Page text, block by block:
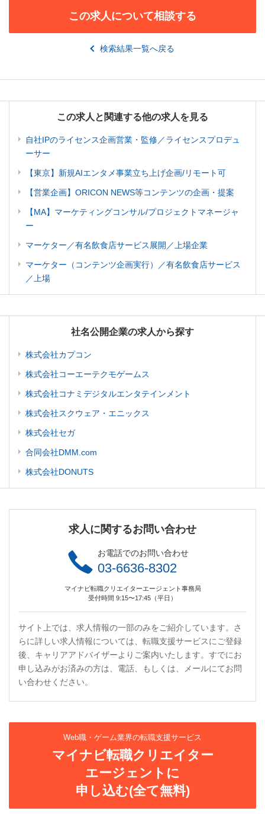
この求人について相談する
検索結果一覧へ戻る
この求人と関連する他の求人を見る
自社IPのライセンス企画営業・監修／ライセンスプロデュ
ーサー
【東京】新規AIエンタメ事業立ち上げ企画/リモート可
【営業企画】ORICON NEWS等コンテンツの企画・提案
【MA】マーケティングコンサル/プロジェクトマネージャ
ー
マーケター／有名飲食店サービス展開／上場企業
マーケター（コンテンツ企画実行）／有名飲食店サービス
／上場
社名公開企業の求人から探す
株式会社カプコン
株式会社コーエーテクモゲームス
株式会社コナミデジタルエンタテインメント
株式会社スクウェア・エニックス
株式会社セガ
合同会社DMM.com
株式会社DONUTS
求人に関するお問い合わせ
お電話でのお問い合わせ
03-6636-8302
マイナビ転職クリエイターエージェント事務局
受付時間 9:15〜17:45（平日）
サイト上では、求人情報の一部のみをご紹介しています。さ
らに詳しい求人情報については、転職支援サービスにご登録
後、キャリアアドバイザーよりご案内いたします。すでにお
申し込みがお済みの方は、電話、もしくは、メールにてお問
い合わせください。
Web職・ゲーム業界の転職支援サービス
マイナビ転職クリエイター
エージェントに
申し込む(全て無料)